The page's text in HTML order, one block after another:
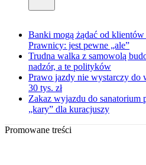
Banki mogą żądać od
Prawnicy: jest pewne „ale”
Trudna walka z samowolą
nadzór, a te polityków
Prawo jazdy nie wystarczy do
30 tys. zł
Zakaz wyjazdu do sanatorium
„kary” dla kuracjuszy
Promowane treści